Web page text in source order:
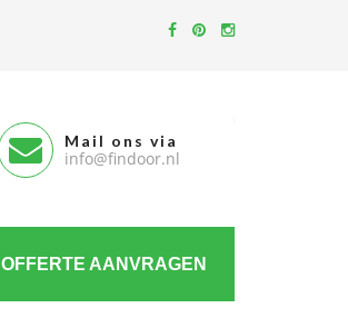
Mail ons via
info@findoor.nl
OFFERTE AANVRAGEN